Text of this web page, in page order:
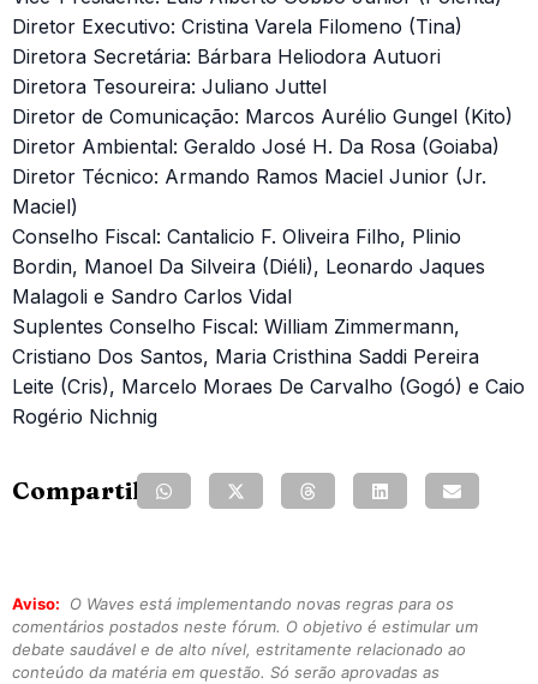
Diretor Executivo: Cristina Varela Filomeno (Tina)
Diretora Secretária: Bárbara Heliodora Autuori
Diretora Tesoureira: Juliano Juttel
Diretor de Comunicação: Marcos Aurélio Gungel (Kito)
Diretor Ambiental: Geraldo José H. Da Rosa (Goiaba)
Diretor Técnico: Armando Ramos Maciel Junior (Jr.
Maciel)
Conselho Fiscal: Cantalicio F. Oliveira Filho, Plinio
Bordin, Manoel Da Silveira (Diéli), Leonardo Jaques
Malagoli e Sandro Carlos Vidal
Suplentes Conselho Fiscal: William Zimmermann,
Cristiano Dos Santos, Maria Cristhina Saddi Pereira
Leite (Cris), Marcelo Moraes De Carvalho (Gogó) e Caio
Rogério Nichnig
Compartilhe:
Aviso:
O Waves está implementando novas regras para os
comentários postados neste fórum. O objetivo é estimular um
debate saudável e de alto nível, estritamente relacionado ao
conteúdo da matéria em questão. Só serão aprovadas as